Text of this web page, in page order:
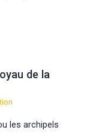
de la
les archipels